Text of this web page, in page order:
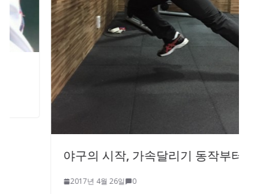
야구의 시작, 가속달리기 동작부터
2017년 4월 26일 0